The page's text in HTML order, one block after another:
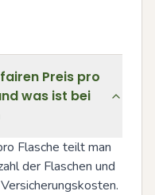
Preis pro
was ist bei
Flasche teilt man
der Flaschen und